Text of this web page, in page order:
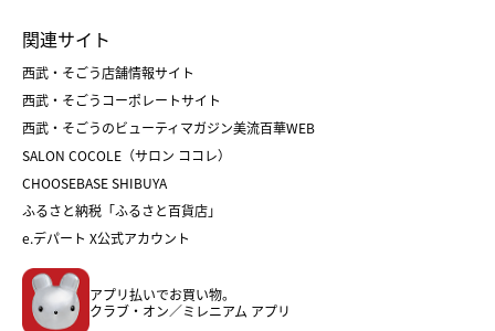
父の日
クリスマスケーキ
ホワイトデー
菓子折り
和菓子
人気のギフト
バレンタイン
ホワイトデー
おせち
フード
ホーム・キッチン＆アート
関連サイト
西武・そごう店舗情報サイト
西武・そごうコーポレートサイト
西武・そごうのビューティマガジン美流百華WEB
SALON COCOLE（サロン ココレ）
CHOOSEBASE SHIBUYA
ふるさと納税「ふるさと百貨店」
e.デパート X公式アカウント
アプリ払いでお買い物。
クラブ・オン／ミレニアム アプリ